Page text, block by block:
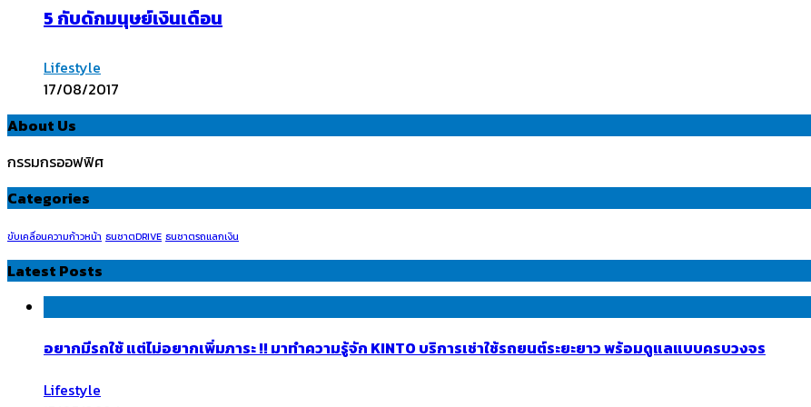
5 กับดักมนุษย์เงินเดือน
Lifestyle
17/08/2017
About Us
กรรมกรออฟฟิศ
Categories
ขับเคลื่อนความก้าวหน้า ธนชาตDRIVE ธนชาตรถแลกเงิน
Latest Posts
อยากมีรถใช้ แต่ไม่อยากเพิ่มภาระ !! มาทำความรู้จัก KINTO บริการเช่าใช้รถยนต์ระยะยาว พร้อมดูแลแบบครบวงจร
Lifestyle